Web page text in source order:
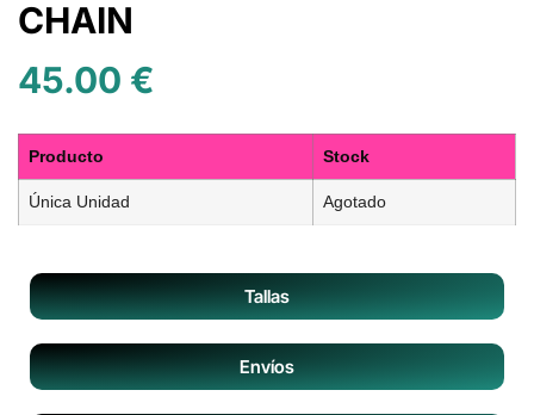
CHAIN
45.00 €
Producto Stock
Única Unidad Agotado
Tallas
Envíos